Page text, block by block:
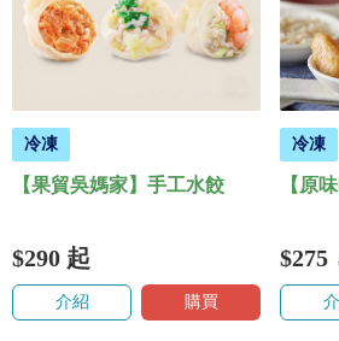
冷凍
【果貿吳媽家】手工水餃
$290 起
介紹 購買
冷凍
【原
$275